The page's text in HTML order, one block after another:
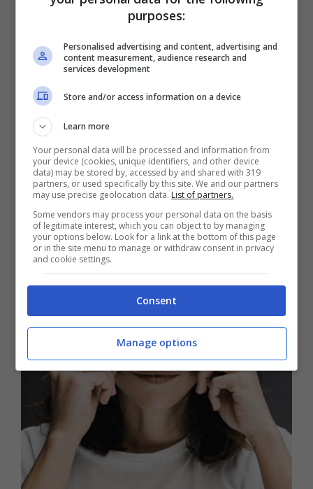
Vanessa ha sempre nutrito una forte
passione per il mondo del cinema e per la
recitazione. Da giovanissima si trasferisce
a Roma e si diploma presso la scuola di
teatro La Scaletta, diretta da Antonio
Pierfederici.
purposes:
Personalised advertising and content, advertising and
content measurement, audience research and
services development
Store and/or access information on a device
Learn more
Your personal data will be processed and information from
your device (cookies, unique identifiers, and other device
data) may be stored by, accessed by and shared with 319
partners, or used specifically by this site. We and our partners
may use precise geolocation data. List of partners.
Some vendors may process your personal data on the basis
of legitimate interest, which you can object to by managing
your options below. Look for a link at the bottom of this page
or in the site menu to manage or withdraw consent in privacy
and cookie settings.
Consent
Manage options